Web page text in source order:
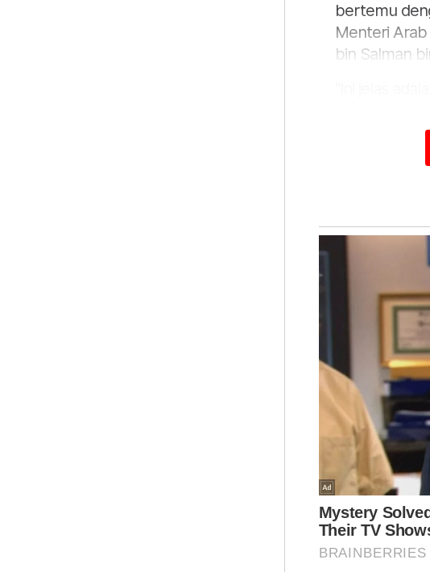
bertemu
Menteri
bin Salman
dalam
“Kepada
bentuk
daripada
melawat
satu
Media
sesi lawatan